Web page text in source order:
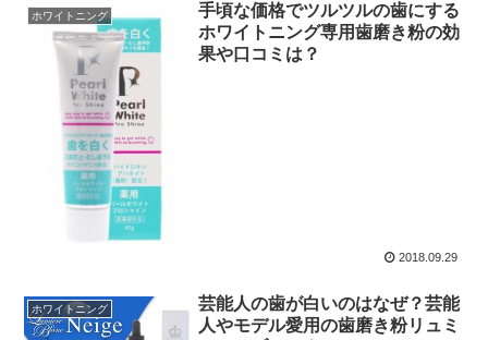
ホワイトニング
手頃な価格でツルツルの歯にする
ホワイトニング専用歯磨き粉の効
果や口コミは？
2018.09.29
ホワイトニング
芸能人の歯が白いのはなぜ？芸能
人やモデル愛用の歯磨き粉リュミ